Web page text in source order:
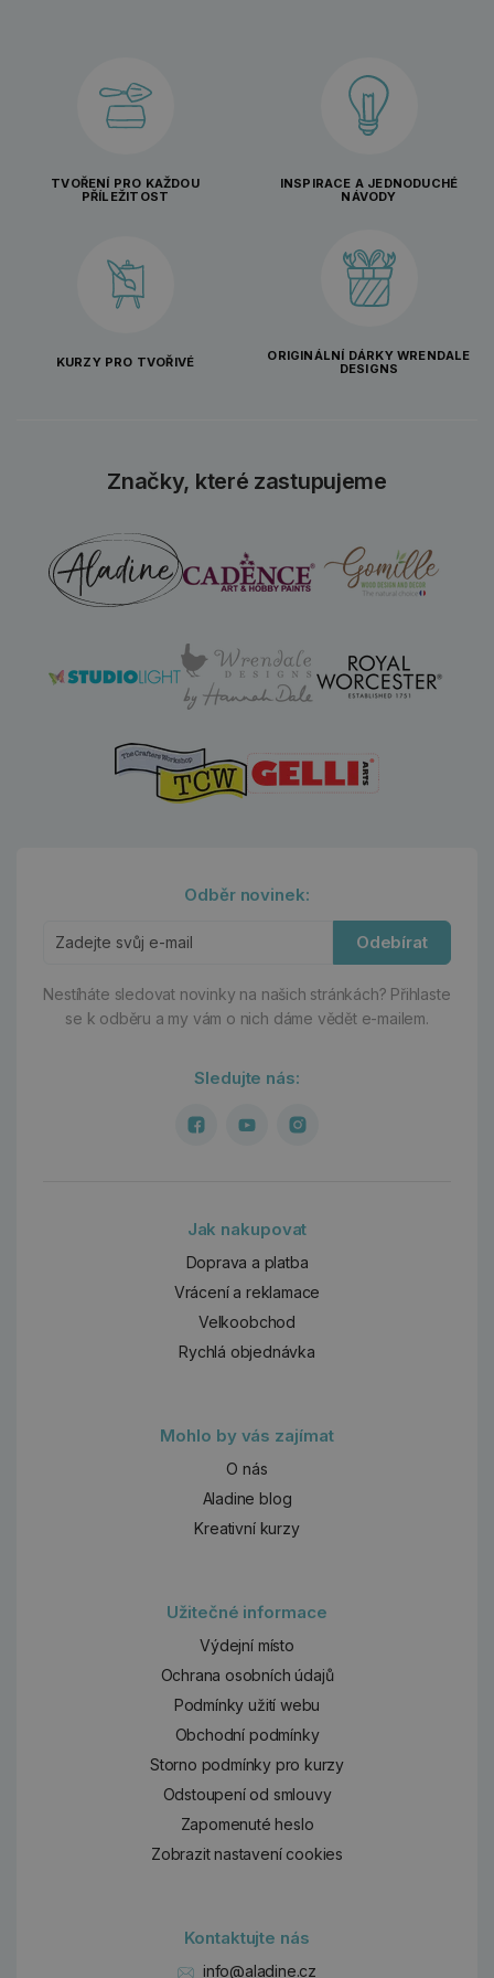
TVOŘENÍ PRO KAŽDOU
PŘÍLEŽITOST
INSPIRACE A JEDNODUCHÉ
NÁVODY
KURZY PRO TVOŘIVÉ
ORIGINÁLNÍ DÁRKY WRENDALE
DESIGNS
Značky, které zastupujeme
Odběr novinek:
Odebírat
Nestíháte sledovat novinky na našich stránkách? Přihlaste
se k odběru a my vám o nich dáme vědět e-mailem.
Sledujte nás:
Jak nakupovat
Doprava a platba
Vrácení a reklamace
Velkoobchod
Rychlá objednávka
Mohlo by vás zajímat
O nás
Aladine blog
Kreativní kurzy
Užitečné informace
Výdejní místo
Ochrana osobních údajů
Podmínky užití webu
Obchodní podmínky
Storno podmínky pro kurzy
Odstoupení od smlouvy
Zapomenuté heslo
Zobrazit nastavení cookies
Kontaktujte nás
info@aladine.cz